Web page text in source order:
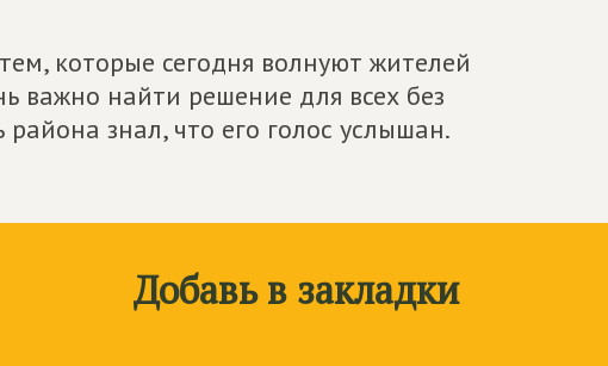
которые сегодня волнуют жителей
важно найти решение для всех без
знал, что его голос услышан.
Добавь в закладки